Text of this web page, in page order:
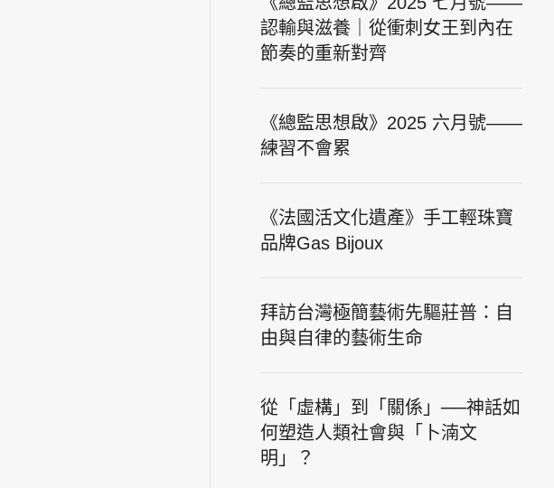
認輸與滋養｜從衝刺女王到內在
節奏的重新對齊
《總監思想啟》2025 六月號——
練習不會累
《法國活文化遺產》手工輕珠寶
品牌Gas Bijoux
拜訪台灣極簡藝術先驅莊普：自
由與自律的藝術生命
從「虛構」到「關係」──神話如
何塑造人類社會與「卜湳文
明」？